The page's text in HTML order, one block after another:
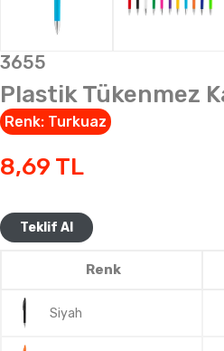
3655
Plastik Tükenmez
Renk: Turkuaz
8,69 TL
Teklif Al
Renk
Siyah